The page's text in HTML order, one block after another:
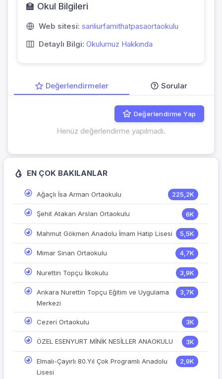
🏫 Okul Bilgileri
Web sitesi: sanliurfamithatpasaortaokulu
Detaylı Bilgi: Okulumuz Hakkında
Değerlendirmeler Sorular
Değerlendirme Yap
Henüz değerlendirme yapılmadı.
EN ÇOK BAKILANLAR
Ağaçlı İsa Arman Ortaokulu 225,2K
Şehit Atakan Arslan Ortaokulu 6K
Mahmut Gökmen Anadolu İmam Hatip Lisesi 5,5K
Mimar Sinan Ortaokulu 4,7K
Nurettin Topçu İlkokulu 3,9K
Ankara Nurettin Topçu Eğitim ve Uygulama
Merkezi
3,7K
Cezeri Ortaokulu 3K
ÖZEL ESENYURT MİNİK NESİLLER ANAOKULU 3K
Elmalı-Çayırlı 80.Yıl Çok Programlı Anadolu
Lisesi
2,9K